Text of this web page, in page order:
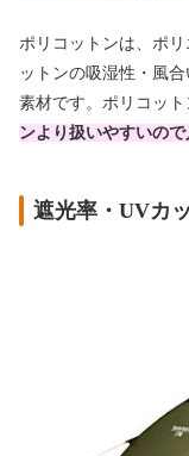
ポリコットンは、ポ
ットンの吸湿性・風
素材です。ポリコット
ンより扱いやすいので
遮光率・UVカ